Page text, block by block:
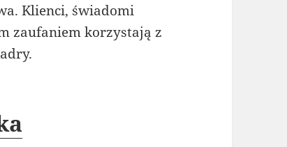
Klienci, świadomi
zaufaniem korzystają z